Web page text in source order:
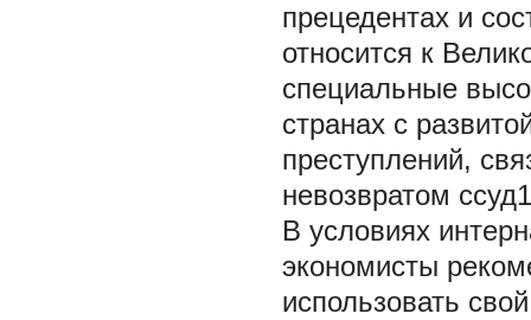
прецедентах и
относится к
специальные
странах с
преступлений,
невозвратом
В условиях
экономисты
использовать